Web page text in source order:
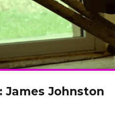
James Johnston